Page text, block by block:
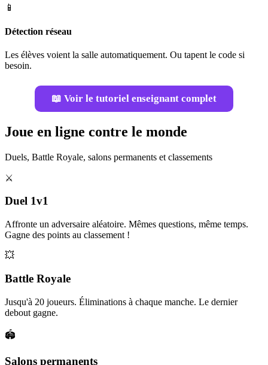
📱
Détection réseau
Les élèves voient la salle automatiquement. Ou tapent le code si
besoin.
📖 Voir le tutoriel enseignant complet
Joue en ligne contre le monde
Duels, Battle Royale, salons permanents et classements
⚔️
Duel 1v1
Affronte un adversaire aléatoire. Mêmes questions, même temps.
Gagne des points au classement !
💥
Battle Royale
Jusqu'à 20 joueurs. Éliminations à chaque manche. Le dernier
debout gagne.
🏟️
Salons permanents